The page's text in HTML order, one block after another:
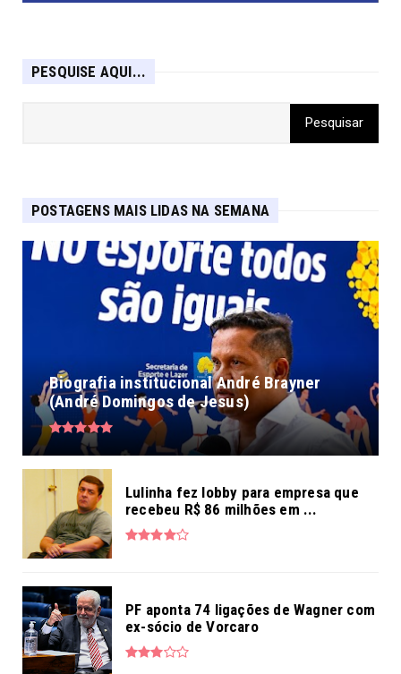
PESQUISE AQUI...
POSTAGENS MAIS LIDAS NA SEMANA
Biografia institucional André Brayner
(André Domingos de Jesus)
Lulinha fez lobby para empresa que
recebeu R$ 86 milhões em ...
PF aponta 74 ligações de Wagner com
ex-sócio de Vorcaro